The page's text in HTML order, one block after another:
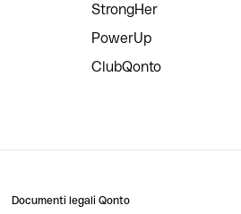
StrongHer
PowerUp
ClubQonto
Documenti legali Qonto